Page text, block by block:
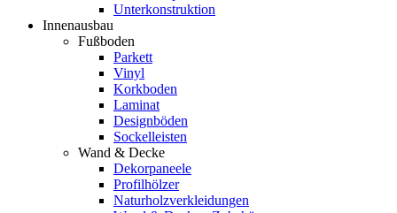
Unterkonstruktion
Innenausbau
Fußboden
Parkett
Vinyl
Korkboden
Laminat
Designböden
Sockelleisten
Wand & Decke
Dekorpaneele
Profilhölzer
Naturholzverkleidungen